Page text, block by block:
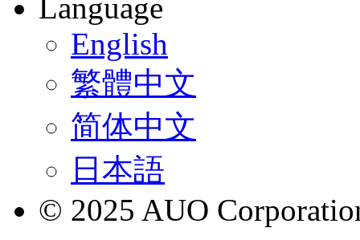
Language
English
繁體中文
简体中文
日本語
© 2025 AUO